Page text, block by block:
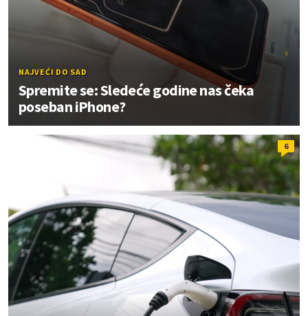
NAJVEĆI DO SAD
Spremite se: Sledeće godine nas čeka
poseban iPhone?
6